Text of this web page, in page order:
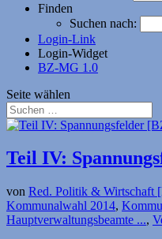
Finden
Suchen nach:
Login-Link
Login-Widget
BZ-MG 1.0
Seite wählen
Teil IV:
von Red. Politik & Wirtschaft
Kommunalwahl 2014,
Hauptverwaltungsbeamte ...,